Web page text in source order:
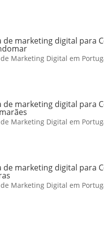
de marketing digital para
Marketing Digital em
de marketing digital para
Marketing Digital em
de marketing digital para
Marketing Digital em